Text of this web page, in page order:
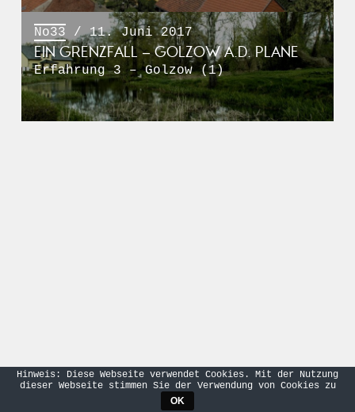
No33 / 11. Juni 2017
EIN GRENZFALL – GOLZOW A.D. PLANE
Erfahrung 3 – Golzow (1)
Hinweis: Diese Webseite verwendet Cookies. Mit der Nutzung
dieser Webseite stimmen Sie der Verwendung von Cookies zu
OK